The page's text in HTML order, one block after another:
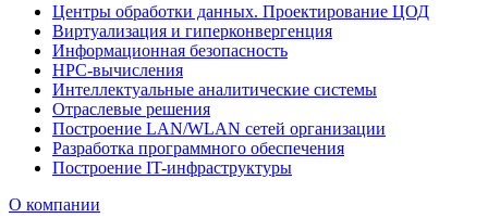
Центры обработки данных. Проектирование ЦОД
Виртуализация и гиперконвергенция
Информационная безопасность
HPC-вычисления
Интеллектуальные аналитические системы
Отраслевые решения
Построение LAN/WLAN сетей организации
Разработка программного обеспечения
Построение IT-инфраструктуры
О компании